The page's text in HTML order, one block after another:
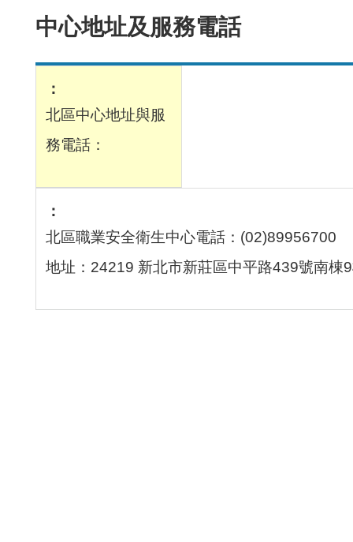
中心地址及服務電話
北區中心地址與服
務電話：
北區職業安全衛生中心電話：(02)89956700
地址：24219 新北市新莊區中平路439號南棟